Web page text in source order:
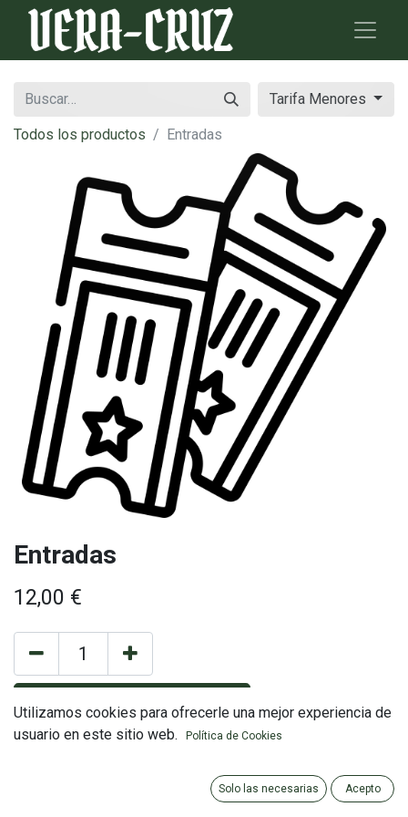
Tarifa Menores
Todos los productos Entradas
Entradas
12,00 €
AÑADIR AL CARRITO
Garantía de devolución de 30 días
Utilizamos cookies para ofrecerle una mejor experiencia de
usuario en este sitio web.
Política de Cookies
Solo las necesarias Acepto